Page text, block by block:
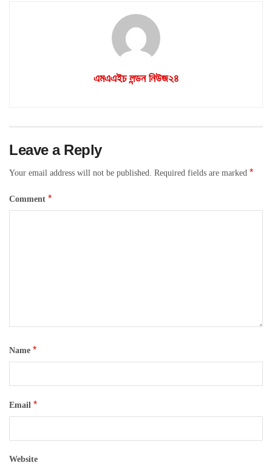
এমএএইচ লন্ডন নিউজ২৪
Leave a Reply
Your email address will not be published. Required fields are marked *
Comment *
Name *
Email *
Website